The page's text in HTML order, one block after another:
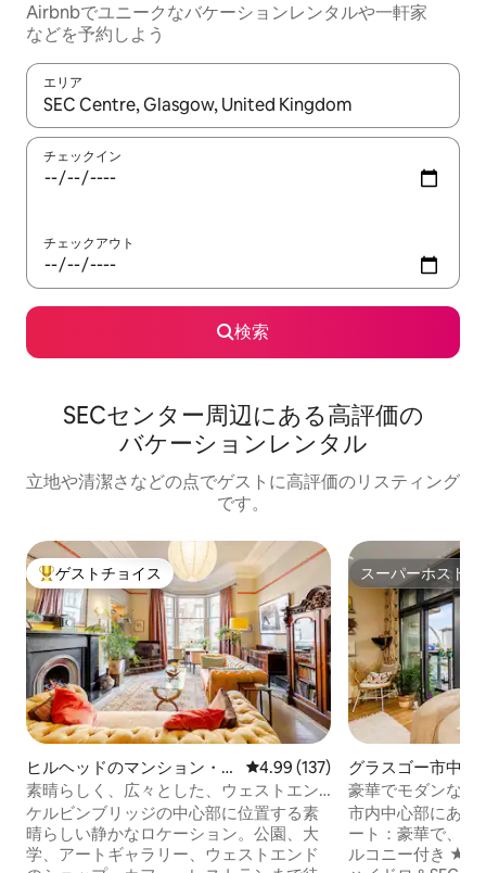
Airbnbでユニークなバ⁠ケ⁠ー⁠シ⁠ョ⁠ンレ⁠ン⁠タ⁠ルや一⁠軒⁠家
な⁠ど⁠を予⁠約⁠し⁠よ⁠う
エリア
検索結果が表示されたら、上下の矢印キーを使って移動するか
チェックイン
チェックアウト
検索
SECセンター⁠周⁠辺⁠に⁠あ⁠る高⁠評⁠価⁠の
バ⁠ケ⁠ー⁠シ⁠ョ⁠ン⁠レ⁠ン⁠タ⁠ル
立地や清潔さなどの点でゲストに高評価のリスティング
です。
大好評のゲストチョイスです。
ゲストチョイス
ヒルヘッドのマンション・ア
パート
レビュー137件、5つ星中4.99つ
4.99 (137)
素晴らしく、広々とした、ウェストエン
ドの宝石
ケルビンブリッジの中心部に位置する素
晴らしい静かなロケーション。公園、大
学、アートギャラリー、ウェストエンド
スーパーホスト
スーパーホスト
グラスゴー市中心
ドミニアム
豪華でモダンなオ
ット>駐車場＆バ
市内中心部にあ
ート：豪華で、無
ルコニー付き ★ ★ 最高のロケーション：